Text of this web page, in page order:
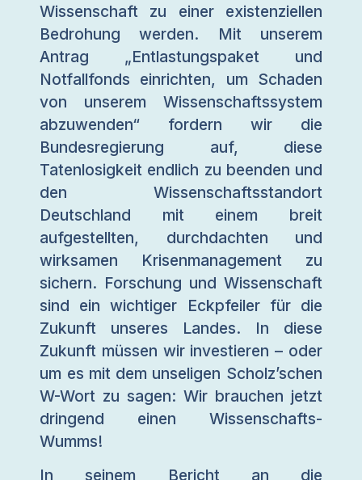
Wissenschaft zu einer existenziellen
Bedrohung werden. Mit unserem
Antrag „Entlastungspaket und
Notfallfonds einrichten, um Schaden
von unserem Wissenschaftssystem
abzuwenden“ fordern wir die
Bundesregierung auf, diese
Tatenlosigkeit endlich zu beenden und
den Wissenschaftsstandort
Deutschland mit einem breit
aufgestellten, durchdachten und
wirksamen Krisenmanagement zu
sichern. Forschung und Wissenschaft
sind ein wichtiger Eckpfeiler für die
Zukunft unseres Landes. In diese
Zukunft müssen wir investieren – oder
um es mit dem unseligen Scholz’schen
W-Wort zu sagen: Wir brauchen jetzt
dringend einen Wissenschafts-
Wumms!
In seinem Bericht an die